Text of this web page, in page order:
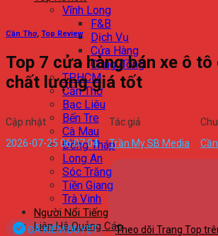
Vĩnh Long
F&B
Dịch Vụ
Cửa Hàng
Cộng đồng
TPHCM
Cần Thơ
Bạc Liêu
Bến Tre
Cà Mau
Đồng Tháp
Long An
Sóc Trăng
Tiền Giang
Trà Vinh
Người Nổi Tiếng
Liên Hệ Quảng Cáo
Cần Thơ, Top Review
Top 7 cửa hàng bán xe ô tô
chất lượng giá tốt
Cập nhật
2026-07-25 06:07:04
Tác giả
Trần My SB Media
ĐÃ KIỂM DUYỆT Theo dõi Trang Top